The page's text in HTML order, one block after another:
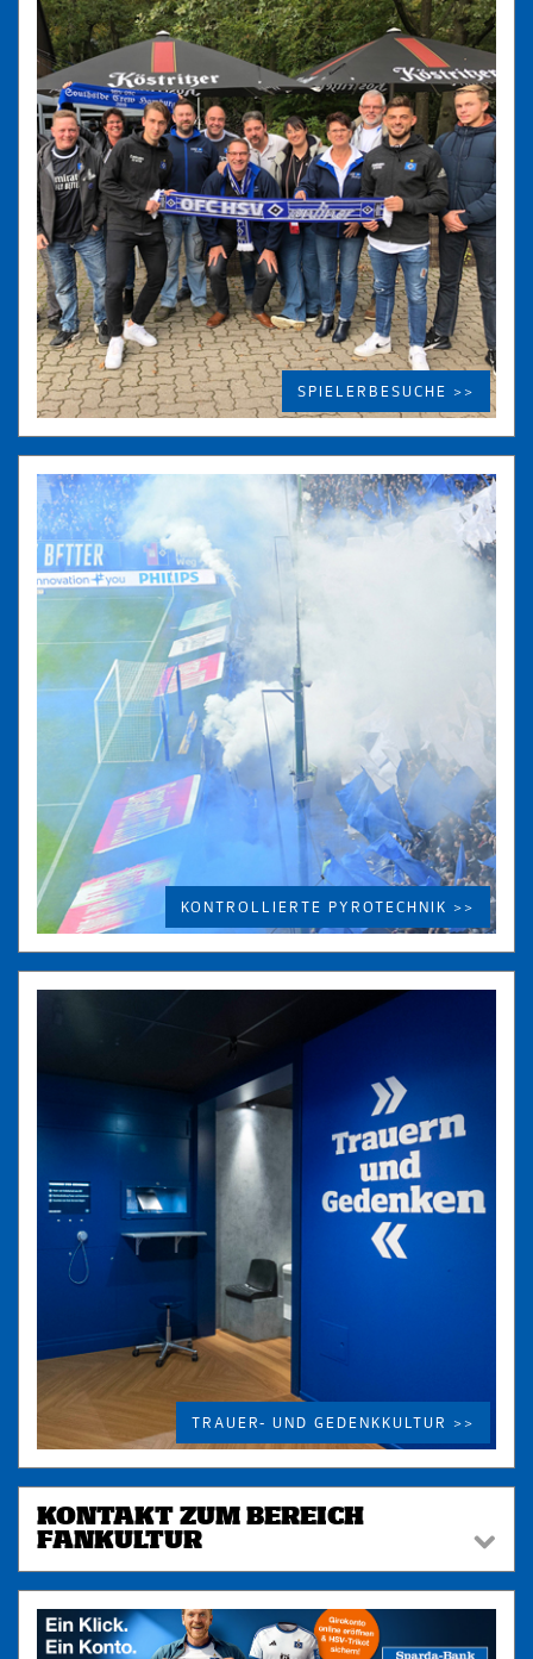
SPIELERBESUCHE >>
KONTROLLIERTE PYROTECHNIK >>
TRAUER- UND GEDENKKULTUR >>
KONTAKT ZUM BEREICH
FANKULTUR